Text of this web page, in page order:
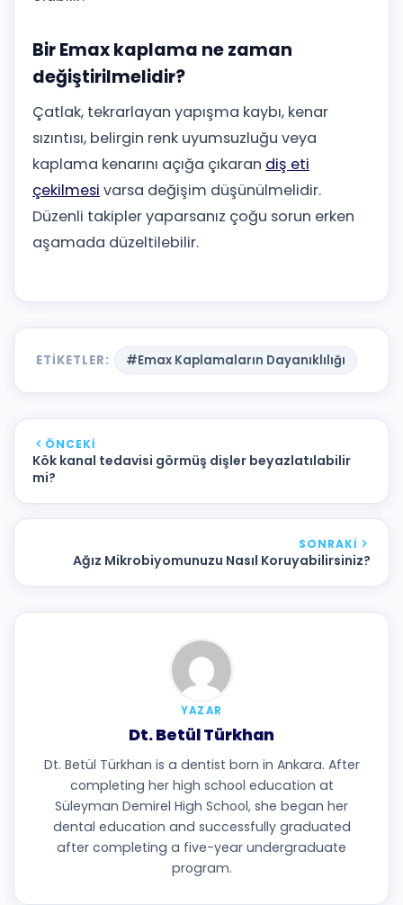
Bir Emax kaplama ne zaman
değiştirilmelidir?
Çatlak, tekrarlayan yapışma kaybı, kenar
sızıntısı, belirgin renk uyumsuzluğu veya
kaplama kenarını açığa çıkaran diş eti
çekilmesi varsa değişim düşünülmelidir.
Düzenli takipler yaparsanız çoğu sorun erken
aşamada düzeltilebilir.
ETIKETLER: #Emax Kaplamaların Dayanıklılığı
ÖNCEKI
Kök kanal tedavisi görmüş dişler beyazlatılabilir
mi?
SONRAKI
Ağız Mikrobiyomunuzu Nasıl Koruyabilirsiniz?
YAZAR
Dt. Betül Türkhan
Dt. Betül Türkhan is a dentist born in Ankara. After
completing her high school education at
Süleyman Demirel High School, she began her
dental education and successfully graduated
after completing a five-year undergraduate
program.